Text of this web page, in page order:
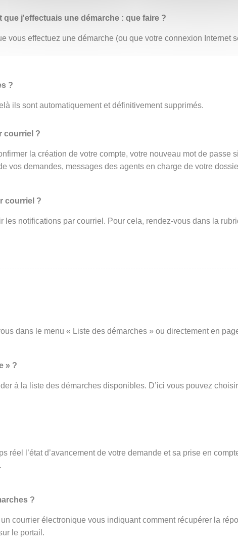
j'effectuais une démarche : que faire ?
vous effectuez une démarche (ou que votre connexion
?
ils sont automatiquement et définitivement supprimés.
courriel ?
la création de votre compte, votre nouveau mot de passe
vos demandes, messages des agents en charge de votre
courriel ?
notifications par courriel. Pour cela, rendez-vous dans la
dans le menu « Liste des démarches » ou directement en
» ?
à la liste des démarches disponibles. D’ici vous pouvez
réel l’état d’avancement de votre demande et sa prise en
?
courrier électronique vous indiquant comment récupérer la
le portail.